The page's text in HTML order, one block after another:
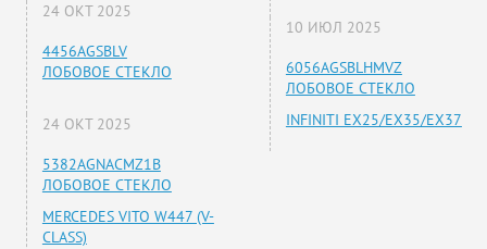
24 ОКТ 2025
4456AGSBLV
ЛОБОВОЕ СТЕКЛО
24 ОКТ 2025
5382AGNACMZ1B
ЛОБОВОЕ СТЕКЛО
MERCEDES VITO W447 (V-
CLASS)
10 ИЮЛ 2025
6056AGSBLHMVZ
ЛОБОВОЕ СТЕКЛО
INFINITI EX25/EX35/EX37